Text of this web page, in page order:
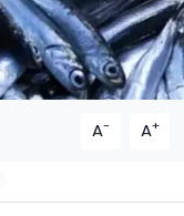
A- A+